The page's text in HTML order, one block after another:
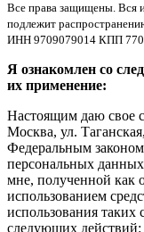
Все права защищены. Вся
подлежит
ИНН 9709079014 КПП
Я ознакомлен со
их применение:
Настоящим даю свое
Москва, ул.
Федеральным
персональных
мне, полученной как
использованием
использования таких
следующих действий: